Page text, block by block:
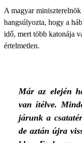
A magyar
hangsúlyozta, hogy a
idő, mert több katonája
értelmetlen.
Már az elején
van ítélve.
járunk a
de aztán újra